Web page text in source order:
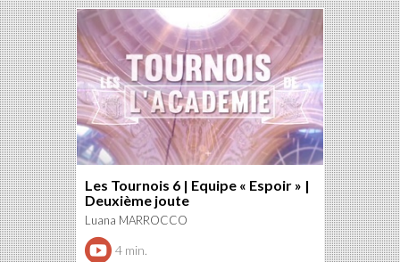
Les Tournois 6 | Equipe « Espoir » |
Deuxième joute
Luana MARROCCO
4 min.